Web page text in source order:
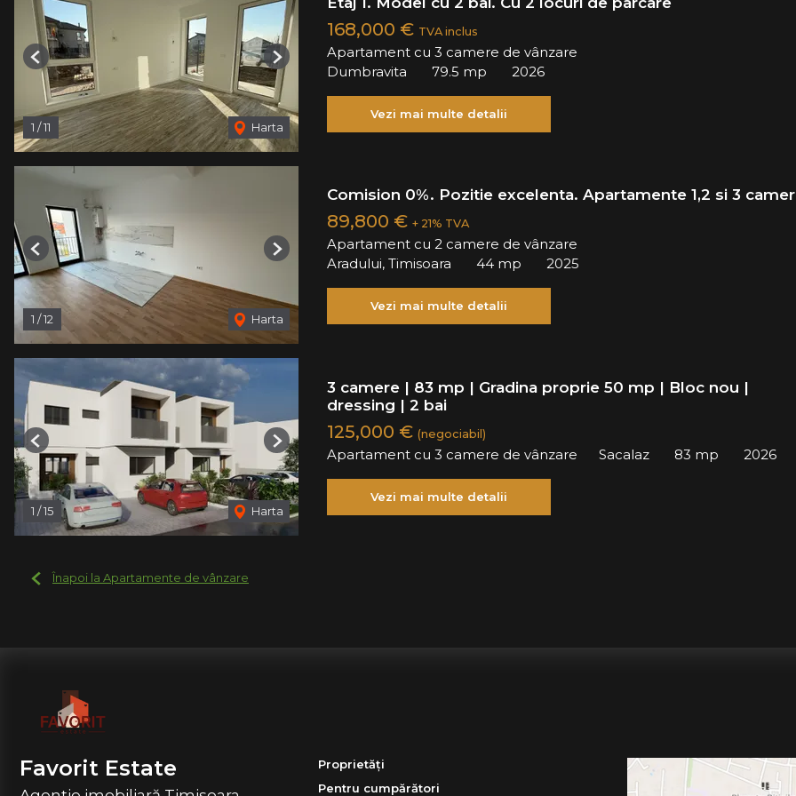
1 /11 Harta
Previous Next
168,000 € TVA inclus
Apartament cu 3 camere de vânzare
Dumbravita
79.5 mp 2026
Vezi mai multe detalii
1 /12 Harta
Previous Next
Comision 0%. Pozitie excelenta. Apartamente 1,2 si 3
89,800 € + 21% TVA
Apartament cu 2 camere de vânzare
Aradului, Timisoara
44 mp 2025
Vezi mai multe detalii
1 /15 Harta
Previous Next
3 camere | 83 mp | Gradina proprie 50 mp | Bloc nou |
dressing | 2 bai
125,000 € (negociabil)
Apartament cu 3 camere de vânzare Sacalaz 83 mp 2026
Vezi mai multe detalii
Înapoi la Apartamente de vânzare
Favorit Estate
Proprietăți
Pentru cumpărători